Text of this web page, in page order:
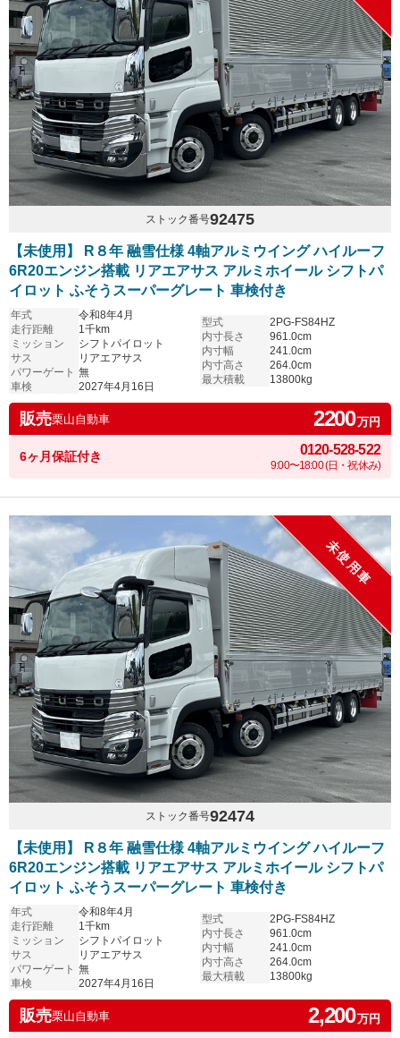
ストック番号92475
【未使用】 R８年 融雪仕様 4軸アルミウイング ハイルーフ
6R20エンジン搭載 リアエアサス アルミホイール シフトパ
イロット ふそうスーパーグレート 車検付き
年式
令和8年4月
走行距離
1千km
ミッション
シフトパイロット
サス
リアエアサス
パワーゲート 無
車検
2027年4月16日
型式
2PG-FS84HZ
内寸長さ
961.0cm
内寸幅
241.0cm
内寸高さ
264.0cm
最大積載
13800kg
販売栗山自動車 2200万円
6ヶ月保証付き 0120-528-522
9:00〜18:00 (日・祝休み)
未使用車
ストック番号92474
【未使用】 R８年 融雪仕様 4軸アルミウイング ハイルーフ
6R20エンジン搭載 リアエアサス アルミホイール シフトパ
イロット ふそうスーパーグレート 車検付き
年式
令和8年4月
走行距離
1千km
ミッション
シフトパイロット
サス
リアエアサス
パワーゲート 無
車検
2027年4月16日
型式
2PG-FS84HZ
内寸長さ
961.0cm
内寸幅
241.0cm
内寸高さ
264.0cm
最大積載
13800kg
販売栗山自動車 2,200万円